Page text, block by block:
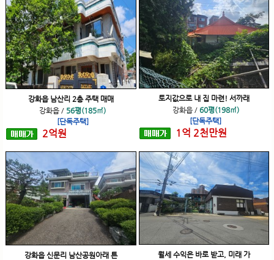
강화읍 남산리 2층 주택 매매
강화읍 / 56평(185㎡)
[단독주택]
2억원
토지값으로 내 집 마련! 서까래
강화읍/ 60평(198㎡)
[단독주택]
1 억 2천만원
강화읍 신문리 남산공원아래 튼
월세 수익은 바로 받고, 미래 가